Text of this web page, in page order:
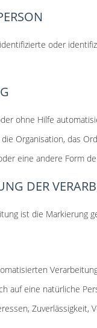
oder
ohne Hilfe
Organisation, das
eine andere Form
DER
ist die Markierung
auf eine natürliche
Zuverlässigkeit,